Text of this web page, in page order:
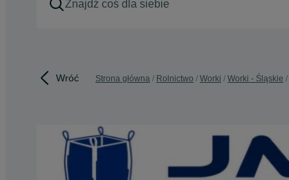
Wróć Strona główna Rolnictwo Worki Worki - Śląskie